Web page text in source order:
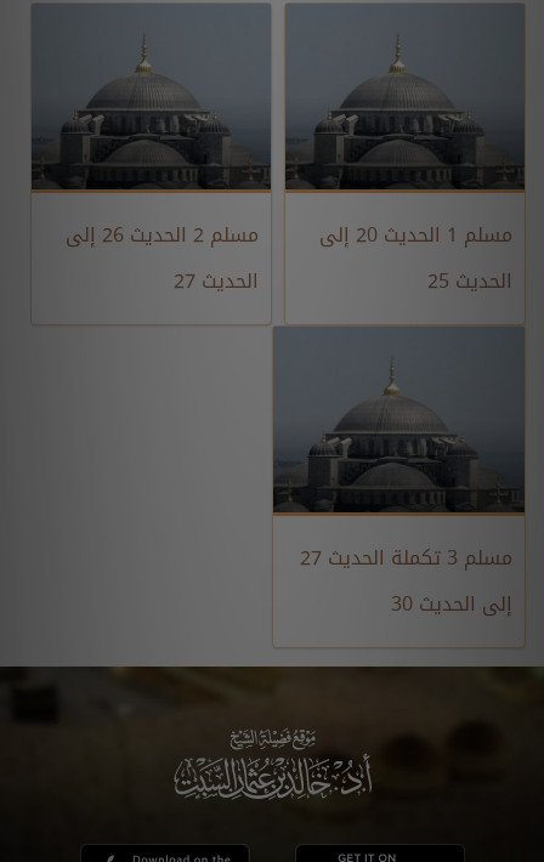
مسلم 1 الحديث 20 إلى
الحديث 25
مسلم 2 الحديث 26 إلى
الحديث 27
مسلم 3 تكملة الحديث 27
إلى الحديث 30